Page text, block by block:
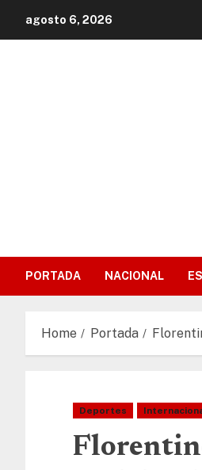
agosto 6, 2026
PORTADA NACIONAL
Home Portada
Deportes